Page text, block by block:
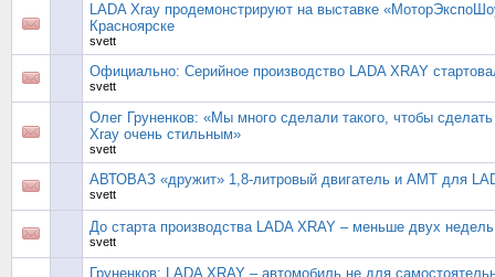
LADA Xray продемонстрируют на выставке
Красноярске
svett
Официально: Серийное производство LADA XRAY
svett
Олег Груненков: «Мы много сделали такого, чтобы
Xray очень стильным»
svett
АВТОВАЗ «дружит» 1,8-литровый двигатель и АМТ для
svett
До старта производства LADA XRAY – меньше двух недель
svett
Груненков: LADA XRAY – автомобиль не для